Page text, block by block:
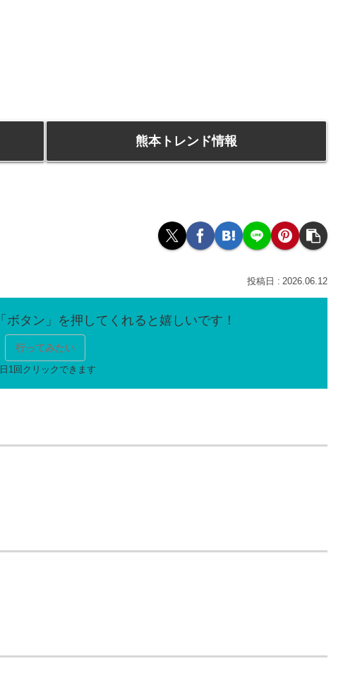
熊本トレンド情報
2026.06.12
行ってみたい